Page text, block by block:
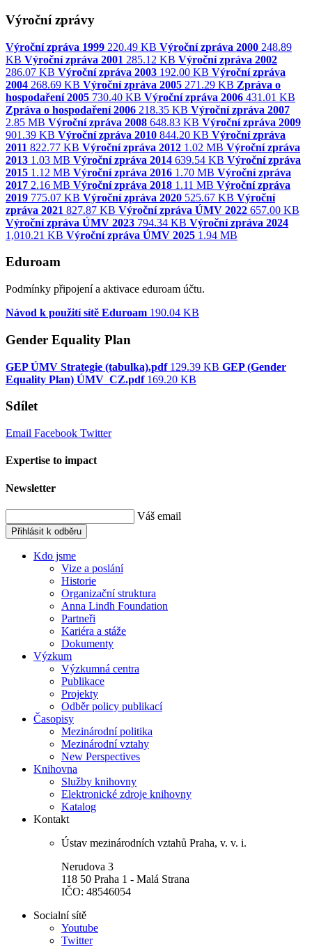
Výroční zprávy
Výroční zpráva 1999 220.49 KB Výroční zpráva 2000 248.89
KB Výroční zpráva 2001 285.12 KB Výroční zpráva 2002
286.07 KB Výroční zpráva 2003 192.00 KB Výroční zpráva
2004 268.69 KB Výroční zpráva 2005 271.29 KB Zpráva o
hospodaření 2005 730.40 KB Výroční zpráva 2006 431.01 KB
Zpráva o hospodaření 2006 218.35 KB Výroční zpráva 2007
2.85 MB Výroční zpráva 2008 648.83 KB Výroční zpráva 2009
901.39 KB Výroční zpráva 2010 844.20 KB Výroční zpráva
2011 822.77 KB Výroční zpráva 2012 1.02 MB Výroční zpráva
2013 1.03 MB Výroční zpráva 2014 639.54 KB Výroční zpráva
2015 1.12 MB Výroční zpráva 2016 1.70 MB Výroční zpráva
2017 2.16 MB Výroční zpráva 2018 1.11 MB Výroční zpráva
2019 775.07 KB Výroční zpráva 2020 525.67 KB Výroční
zpráva 2021 827.87 KB Výroční zpráva ÚMV 2022 657.00 KB
Výroční zpráva ÚMV 2023 794.34 KB Výroční zpráva 2024
1,010.21 KB Výroční zpráva ÚMV 2025 1.94 MB
Eduroam
Podmínky připojení a aktivace eduroam účtu.
Návod k použití sítě Eduroam 190.04 KB
Gender Equality Plan
GEP ÚMV Strategie (tabulka).pdf 129.39 KB GEP (Gender
Equality Plan) ÚMV_CZ.pdf 169.20 KB
Sdílet
Email Facebook Twitter
Expertise to impact
Newsletter
Váš email
Přihlásit k odběru
Kdo jsme
Vize a poslání
Historie
Organizační struktura
Anna Lindh Foundation
Partneři
Kariéra a stáže
Dokumenty
Výzkum
Výzkumná centra
Publikace
Projekty
Odběr policy publikací
Časopisy
Mezinárodní politika
Mezinárodní vztahy
New Perspectives
Knihovna
Služby knihovny
Elektronické zdroje knihovny
Katalog
Kontakt
Ústav mezinárodních vztahů Praha, v. v. i.
Nerudova 3
118 50 Praha 1 - Malá Strana
IČO: 48546054
Socialní sítě
Youtube
Twitter